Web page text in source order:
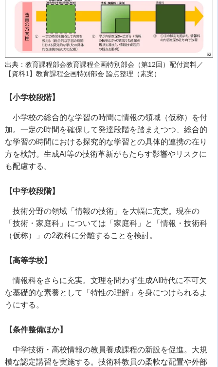
出典：教育課程部会教育課程企画特別部会（第12回）配付資料／
【資料1】教育課程企画特別部会 論点整理（素案）
【小学校段階】
小学校の総合的な学習の時間に情報の領域（仮称）を付
加。一定の時間を確保して発達段階を踏まえつつ、総合的
な学習の時間における探究的な学習との具体的連携の在り
方を検討。生成AI 等の技術革新がもたらす影響やリスクに
も配慮する。
【中学校段階】
技術分野の領域「情報の技術」を大幅に充実。現在の
「技術・家庭科」については「家庭科」と「情報・技術科
（仮称）」の2教科に分離することを検討。
【高等学校】
情報科をさらに充実。文理を問わず生成AI 時代に不可欠
な基礎的な素養として「特性の理解」を身につけられるよ
うにする。
【条件整備ほか】
中学技術・高校情報の教員養成課程の新設を促進。大規
模な認定講習を実施する。技術科教員の柔軟な配置や外部